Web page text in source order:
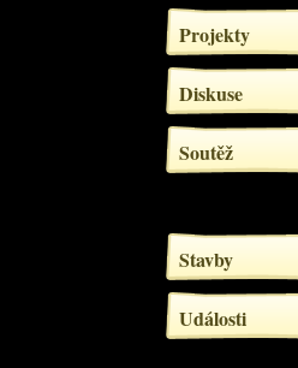
Projekty
Diskuse
Soutěž
Stavby
Události